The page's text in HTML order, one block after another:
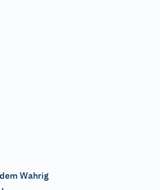
Wahrig